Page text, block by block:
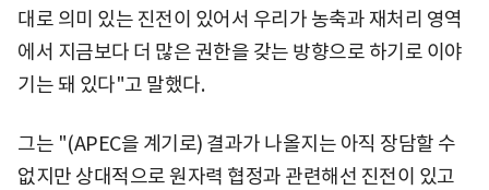
대로 의미 있는 진전이 있어서 우리가 농축과 재처리 영역
에서 지금보다 더 많은 권한을 갖는 방향으로 하기로 이야
기는 돼 있다"고 말했다.
그는 "(APEC을 계기로) 결과가 나올지는 아직 장담할 수
없지만 상대적으로 원자력 협정과 관련해선 진전이 있고